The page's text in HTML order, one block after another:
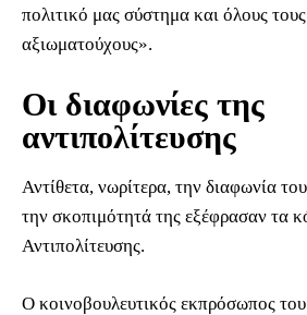
πολιτικό μας σύστημα και όλους
αξιωματούχους».
Οι διαφωνίες της
αντιπολίτευσης
Αντίθετα, νωρίτερα, την διαφωνία
την σκοπιμότητά της εξέφρασαν τα
Αντιπολίτευσης.
Ο κοινοβουλευτικός εκπρόσωπος του